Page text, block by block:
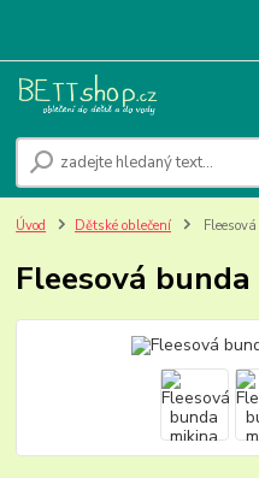
Úvod Dětské oblečení
Fleesová